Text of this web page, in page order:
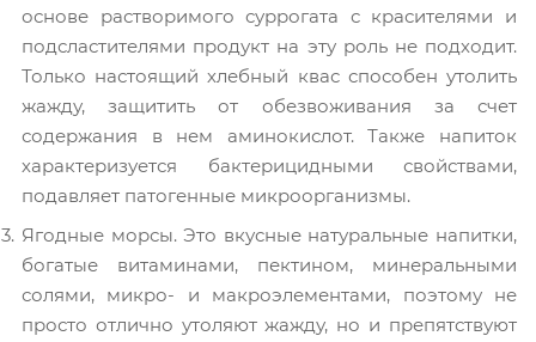
основе растворимого суррогата с красителями и
подсластителями продукт на эту роль не подходит.
Только настоящий хлебный квас способен утолить
жажду, защитить от обезвоживания за счет
содержания в нем аминокислот. Также напиток
характеризуется бактерицидными свойствами,
подавляет патогенные микроорганизмы.
Ягодные морсы. Это вкусные натуральные напитки,
богатые витаминами, пектином, минеральными
солями, микро- и макроэлементами, поэтому не
просто отлично утоляют жажду, но и препятствуют